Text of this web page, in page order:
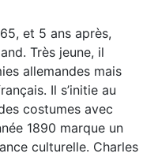
et 5 ans après,
Très jeune, il
allemandes mais
Il s’initie au
costumes avec
1890 marque un
culturelle. Charles